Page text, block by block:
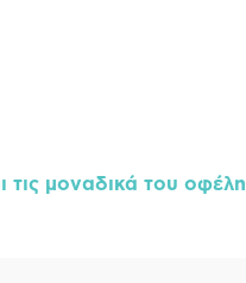
τις μοναδικά του οφέλη